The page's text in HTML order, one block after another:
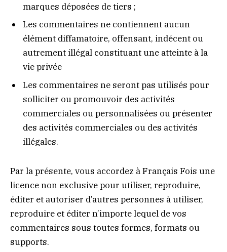
marques déposées de tiers ;
Les commentaires ne contiennent aucun
élément diffamatoire, offensant, indécent ou
autrement illégal constituant une atteinte à la
vie privée
Les commentaires ne seront pas utilisés pour
solliciter ou promouvoir des activités
commerciales ou personnalisées ou présenter
des activités commerciales ou des activités
illégales.
Par la présente, vous accordez à Français Fois une
licence non exclusive pour utiliser, reproduire,
éditer et autoriser d’autres personnes à utiliser,
reproduire et éditer n’importe lequel de vos
commentaires sous toutes formes, formats ou
supports.